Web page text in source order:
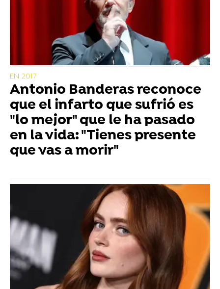
EN 2017
Antonio Banderas reconoce
que el infarto que sufrió es
"lo mejor" que le ha pasado
en la vida: "Tienes presente
que vas a morir"